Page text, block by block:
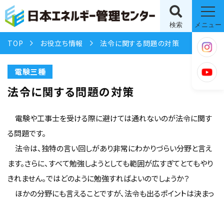
検索 メニュー
TOP お役立ち情報 法令に関する問題の対策
電験三種
法令に関する問題の対策
電験や工事士を受ける際に避けては通れないのが法令に関す
る問題です。
法令は、独特の言い回しがあり非常にわかりづらい分野と言え
ます。さらに、すべて勉強しようとしても範囲が広すぎてとてもやり
きれません。ではどのように勉強すればよいのでしょうか？
ほかの分野にも言えることですが、法令も出るポイントは決まっ